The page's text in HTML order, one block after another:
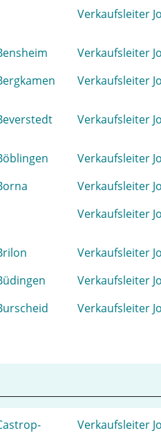
Verkaufsleiter
Verkaufsleiter
Verkaufsleiter
Verkaufsleiter
Verkaufsleiter
Verkaufsleiter
Verkaufsleiter
Verkaufsleiter
Verkaufsleiter
Verkaufsleiter
Verkaufsleiter